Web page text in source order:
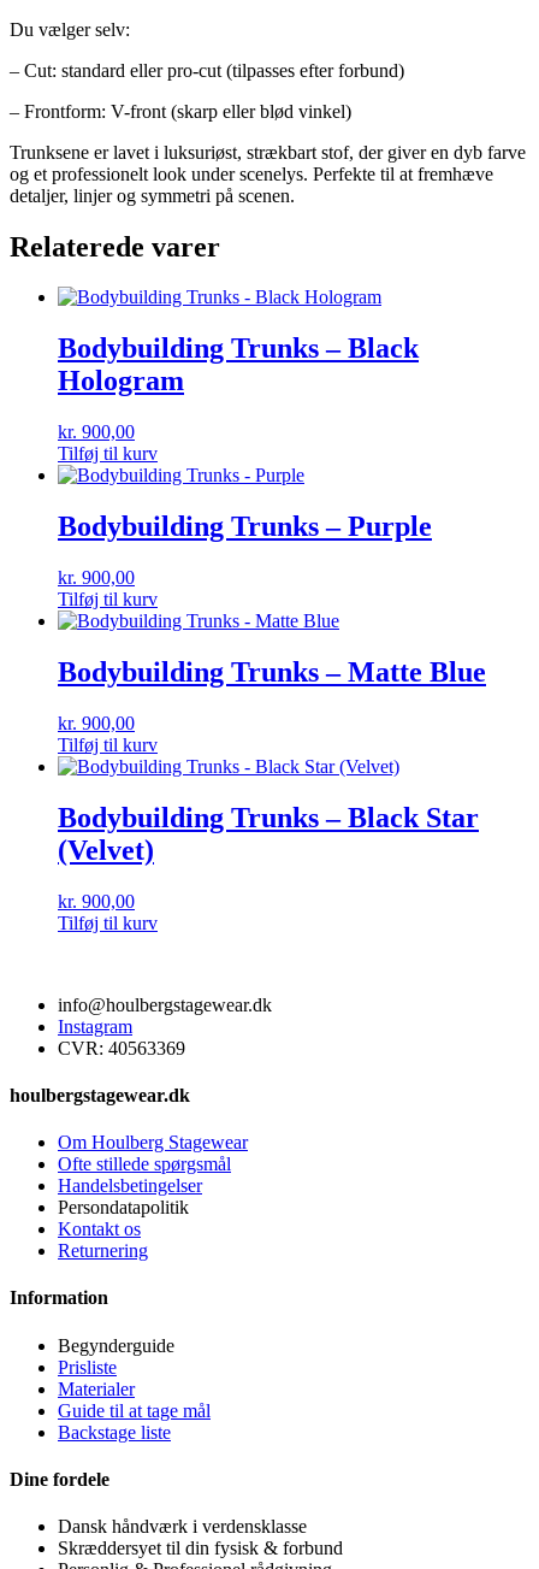
Du vælger selv:
– Cut: standard eller pro-cut (tilpasses efter forbund)
– Frontform: V-front (skarp eller blød vinkel)
Trunksene er lavet i luksuriøst, strækbart stof, der giver en dyb farve
og et professionelt look under scenelys. Perfekte til at fremhæve
detaljer, linjer og symmetri på scenen.
Relaterede varer
Bodybuilding Trunks – Black
Hologram
kr. 900,00
Tilføj til kurv
Bodybuilding Trunks – Purple
kr. 900,00
Tilføj til kurv
Bodybuilding Trunks – Matte Blue
kr. 900,00
Tilføj til kurv
Bodybuilding Trunks – Black Star
(Velvet)
kr. 900,00
Tilføj til kurv
info@houlbergstagewear.dk
Instagram
CVR: 40563369
houlbergstagewear.dk
Om Houlberg Stagewear
Ofte stillede spørgsmål
Handelsbetingelser
Persondatapolitik
Kontakt os
Returnering
Information
Begynderguide
Prisliste
Materialer
Guide til at tage mål
Backstage liste
Dine fordele
Dansk håndværk i verdensklasse
Skræddersyet til din fysisk & forbund